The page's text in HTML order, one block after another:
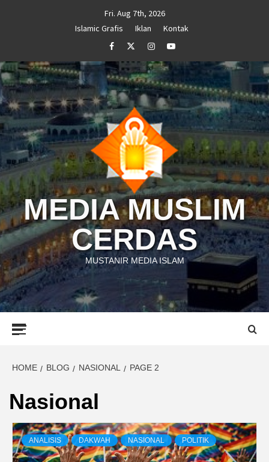
Fri. Aug 7th, 2026
Islamic Grafis
Iklan
Kontak
FacebookTwitterInstagramYoutube
MEDIA MUSLIM
CERDAS
MUSTANIR MEDIA ISLAM
HOME BLOG NASIONAL PAGE 2
Nasional
ANALISIS DAKWAH NASIONAL POLITIK